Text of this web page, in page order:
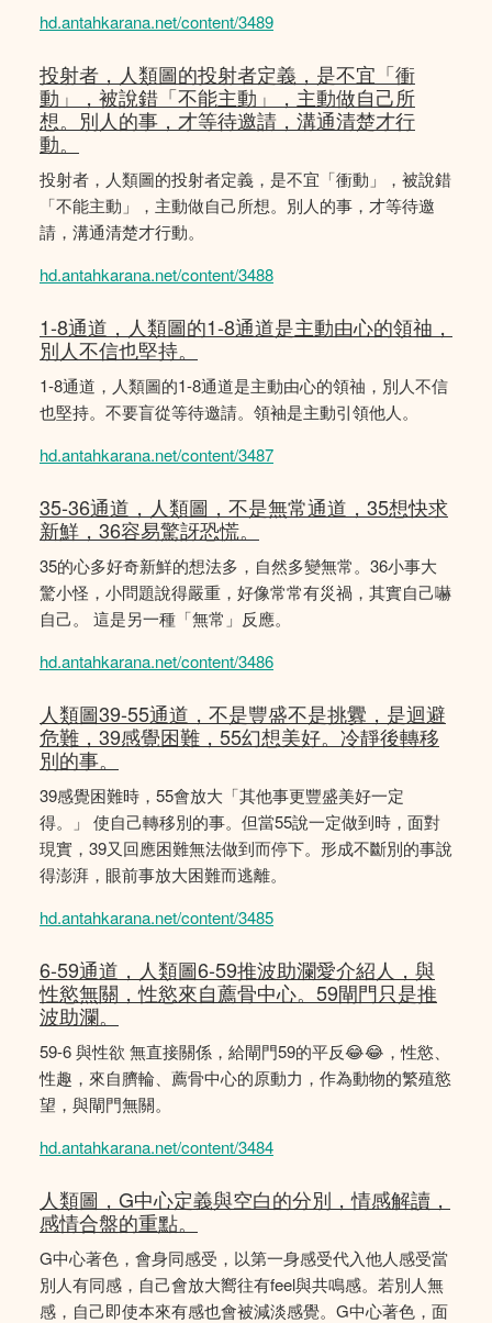
hd.antahkarana.net/content/3489
投射者，人類圖的投射者定義，是不宜「衝
動」，被說錯「不能主動」，主動做自己所
想。別人的事，才等待邀請，溝通清楚才行
動。
投射者，人類圖的投射者定義，是不宜「衝動」，被說錯
「不能主動」，主動做自己所想。別人的事，才等待邀
請，溝通清楚才行動。
hd.antahkarana.net/content/3488
1-8通道，人類圖的1-8通道是主動由心的領䄂，
別人不信也堅持。
1-8通道，人類圖的1-8通道是主動由心的領䄂，別人不信
也堅持。不要盲從等待邀請。領袖是主動引領他人。
hd.antahkarana.net/content/3487
35-36通道，人類圖，不是無常通道，35想快求
新鮮，36容易驚訝恐慌。
35的心多好奇新鮮的想法多，自然多變無常。36小事大
驚小怪，小問題說得嚴重，好像常常有災禍，其實自己嚇
自己。 這是另一種「無常」反應。
hd.antahkarana.net/content/3486
人類圖39-55通道，不是豐盛不是挑釁，是迴避
危難，39感覺困難，55幻想美好。冷靜後轉移
別的事。
39感覺困難時，55會放大「其他事更豐盛美好一定
得。」 使自己轉移別的事。但當55說一定做到時，面對
現實，39又回應困難無法做到而停下。形成不斷別的事說
得澎湃，眼前事放大困難而逃離。
hd.antahkarana.net/content/3485
6-59通道，人類圖6-59推波助瀾愛介紹人，與
性慾無關，性慾來自薦骨中心。59閘門只是推
波助瀾。
59-6 與性欲 無直接關係，給閘門59的平反😂😂，性慾、
性趣，來自臍輪、薦骨中心的原動力，作為動物的繁殖慾
望，與閘門無關。
hd.antahkarana.net/content/3484
人類圖，G中心定義與空白的分別，情感解讀，
感情合盤的重點。
G中心著色，會身同感受，以第一身感受代入他人感受當
別人有同感，自己會放大嚮往有feel與共鳴感。若別人無
感，自己即使本來有感也會被減淡感覺。G中心著色，面